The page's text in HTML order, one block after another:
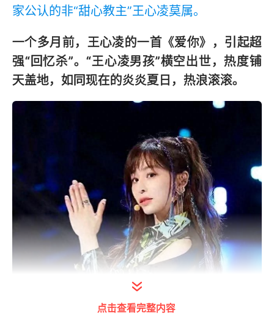
家公认的非“甜心教主”王心凌莫属。
一个多月前，王心凌的一首《爱你》，引起超
强“回忆杀”。“王心凌男孩”横空出世，热度铺
天盖地，如同现在的炎炎夏日，热浪滚滚。
点击查看完整内容